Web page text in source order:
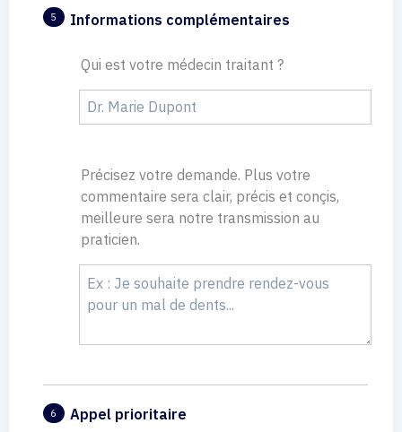
5 Informations complémentaires
Qui est votre médecin traitant ?
Précisez votre demande. Plus votre
commentaire sera clair, précis et conçis,
meilleure sera notre transmission au
praticien.
6 Appel prioritaire